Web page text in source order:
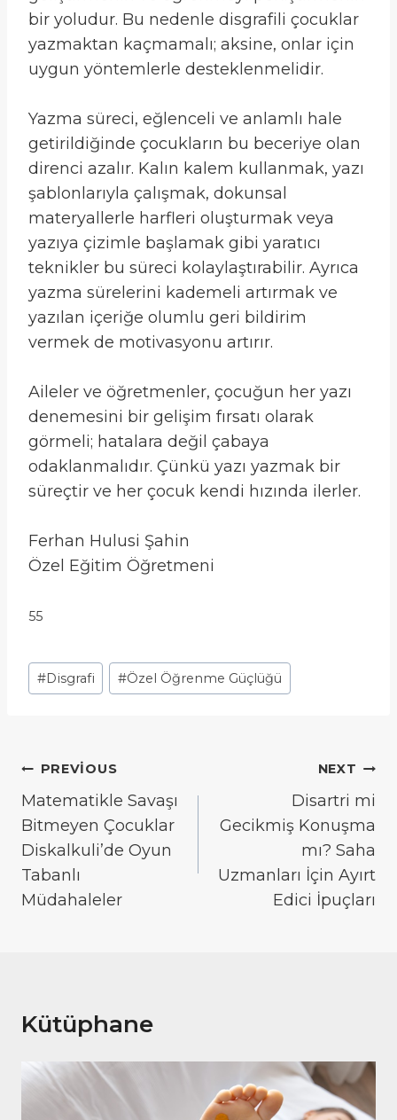
bir yoludur. Bu nedenle disgrafili çocuklar
yazmaktan kaçmamalı; aksine, onlar için
uygun yöntemlerle desteklenmelidir.
Yazma süreci, eğlenceli ve anlamlı hale
getirildiğinde çocukların bu beceriye olan
direnci azalır. Kalın kalem kullanmak, yazı
şablonlarıyla çalışmak, dokunsal
materyallerle harfleri oluşturmak veya
yazıya çizimle başlamak gibi yaratıcı
teknikler bu süreci kolaylaştırabilir. Ayrıca
yazma sürelerini kademeli artırmak ve
yazılan içeriğe olumlu geri bildirim
vermek de motivasyonu artırır.
Aileler ve öğretmenler, çocuğun her yazı
denemesini bir gelişim fırsatı olarak
görmeli; hatalara değil çabaya
odaklanmalıdır. Çünkü yazı yazmak bir
süreçtir ve her çocuk kendi hızında ilerler.
Ferhan Hulusi Şahin
Özel Eğitim Öğretmeni
55
Post
Tags:
#Disgrafi #Özel Öğrenme Güçlüğü
Yazı
gezinmesi
PREVIOUS
Matematikle Savaşı
Bitmeyen Çocuklar
Diskalkuli’de Oyun
Tabanlı
Müdahaleler
NEXT
Disartri mi
Gecikmiş Konuşma
mı? Saha
Uzmanları İçin Ayırt
Edici İpuçları
Kütüphane